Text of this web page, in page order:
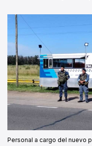
Personal a cargo del nuevo